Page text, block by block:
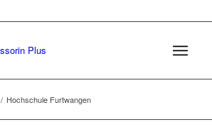
/ Hochschule Furtwangen